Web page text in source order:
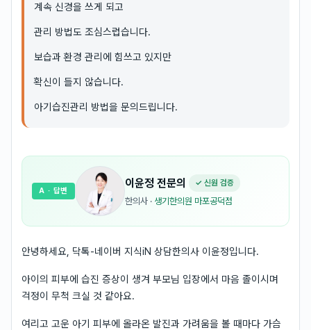
계속 신경을 쓰게 되고
관리 방법도 조심스럽습니다.
보습과 환경 관리에 힘쓰고 있지만
확신이 들지 않습니다.
아기습진관리 방법을 문의드립니다.
이윤정 전문의 ✓ 신원 검증
한의사 · 생기한의원 마포공덕점
A · 답변
안녕하세요, 닥톡-네이버 지식iN 상담한의사 이윤정입니다.
아이의 피부에 습진 증상이 생겨 부모님 입장에서 마음 졸이시며
걱정이 무척 크실 것 같아요.
여리고 고운 아기 피부에 올라온 발진과 가려움을 볼 때마다 가슴